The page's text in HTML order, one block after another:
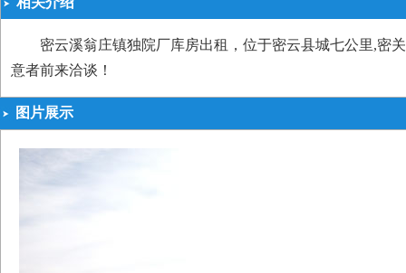
密云溪翁庄镇独院厂库房出租，位于密云县城七公里,密
意者前来洽谈！
图片展示